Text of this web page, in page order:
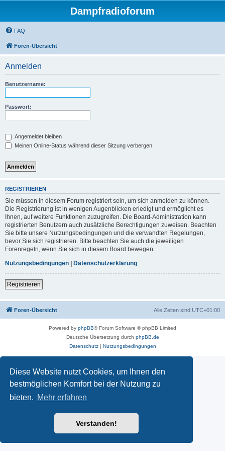
Diese Website nutzt Cookies, um Ihnen den
bestmöglichen Komfort bei der Nutzung zu
bieten. Mehr erfahren
Verstanden!
Dampfradioforum
FAQ
Foren-Übersicht
Anmelden
Benutzername:
Passwort:
Angemeldet bleiben
Meinen Online-Status während dieser Sitzung verbergen
REGISTRIEREN
Sie müssen in diesem Forum registriert sein, um sich anmelden zu können.
Die Registrierung ist in wenigen Augenblicken erledigt und ermöglicht es
Ihnen, auf weitere Funktionen zuzugreifen. Die Board-Administration kann
registrierten Benutzern auch zusätzliche Berechtigungen zuweisen. Beachten
Sie bitte unsere Nutzungsbedingungen und die verwandten Regelungen,
bevor Sie sich registrieren. Bitte beachten Sie auch die jeweiligen
Forenregeln, wenn Sie sich in diesem Board bewegen.
Nutzungsbedingungen | Datenschutzerklärung
Registrieren
Foren-Übersicht Alle Zeiten sind UTC+01:00
Powered by phpBB® Forum Software © phpBB Limited
Deutsche Übersetzung durch phpBB.de
Datenschutz| Nutzungsbedingungen